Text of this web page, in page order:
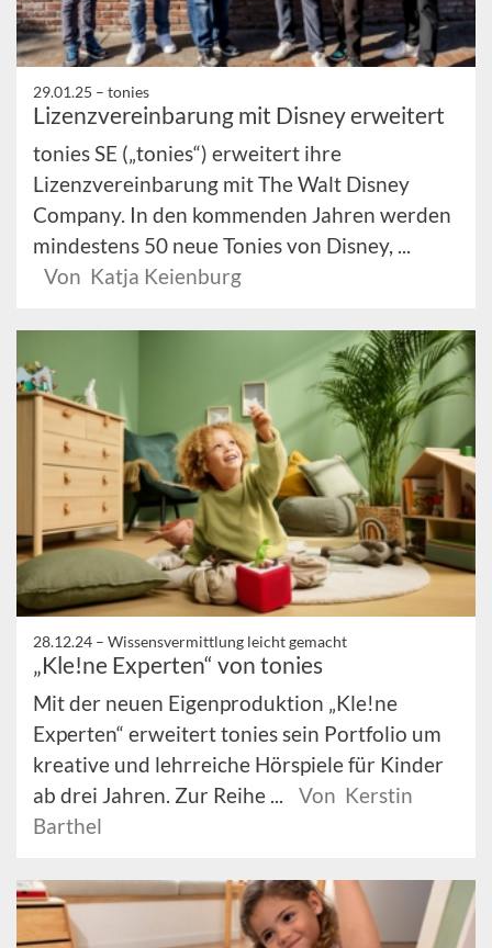
29.01.25 – tonies
Lizenzvereinbarung mit Disney erweitert
tonies SE („tonies“) erweitert ihre
Lizenzvereinbarung mit The Walt Disney
Company. In den kommenden Jahren werden
mindestens 50 neue Tonies von Disney, ...
Von Katja Keienburg
28.12.24 – Wissensvermittlung leicht gemacht
„Kle!ne Experten“ von tonies
Mit der neuen Eigenproduktion „Kle!ne
Experten“ erweitert tonies sein Portfolio um
kreative und lehrreiche Hörspiele für Kinder
ab drei Jahren. Zur Reihe ...
Von Kerstin
Barthel